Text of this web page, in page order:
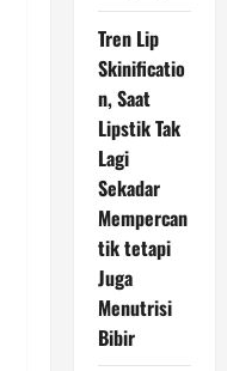
Tren Lip
Skinificatio
n, Saat
Lipstik Tak
Lagi
Sekadar
Mempercan
tik tetapi
Juga
Menutrisi
Bibir